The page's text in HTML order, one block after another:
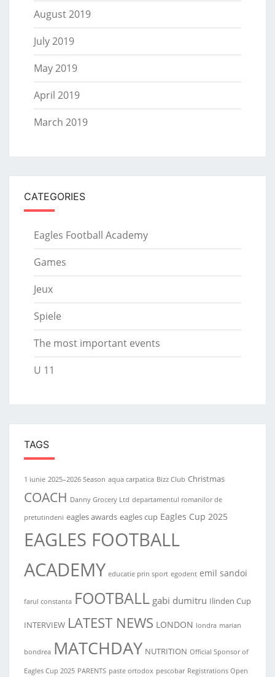
August 2019
July 2019
May 2019
April 2019
March 2019
CATEGORIES
Eagles Football Academy
Games
Jeux
Spiele
The most important events
U 11
TAGS
1 iunie 2025–2026 Season aqua carpatica Bizz Club Christmas
COACH Danny Grocery Ltd departamentul romanilor de
pretutindeni eagles awards eagles cup Eagles Cup 2025
EAGLES FOOTBALL
ACADEMY educatie prin sport egodent emil sandoi
farul constanta FOOTBALL gabi dumitru Ilinden Cup
INTERVIEW LATEST NEWS LONDON londra marian
bondrea MATCHDAY NUTRITION Official Sponsor of
Eagles Cup 2025 PARENTS paste ortodox pescobar Registrations Open